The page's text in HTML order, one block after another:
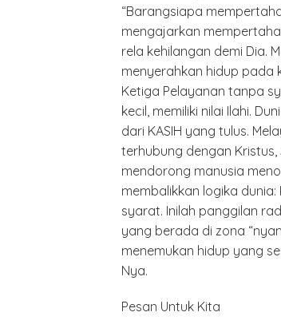
“Barangsiapa
mengajarkan
rela kehilangan demi Dia.
menyerahkan hidup pada
Ketiga Pelayanan tanpa
kecil, memiliki nilai Ilahi.
dari KASIH yang tulus.
terhubung dengan Kristus,
mendorong manusia
membalikkan logika
syarat. Inilah panggilan
yang berada di zona
menemukan hidup yang
Nya.
Pesan Untuk Kita